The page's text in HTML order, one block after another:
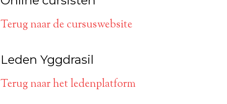
Terug naar de cursuswebsite
Leden Yggdrasil
Terug naar het ledenplatform